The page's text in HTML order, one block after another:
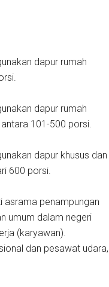
dapur rumah
dapur rumah
101-500 porsi.
dapur khusus dan
600 porsi.
asrama penampungan
umum dalam negeri
(karyawan).
dan pesawat udara,